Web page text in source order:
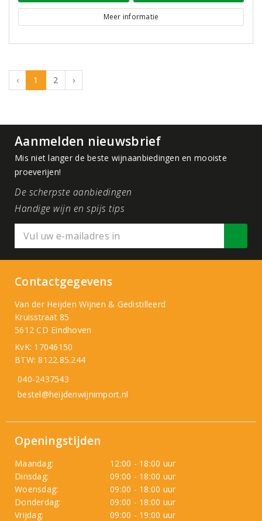
Meer informatie
‹ 1 2 ›
Aanmelden nieuwsbrief
Mis niet langer de beste wijnaanbiedingen en mooiste
proeverijen!
De scherpste aanbiedingen
Handige wijn en spijs tips
Contactgegevens
Van der Heijden Wijnen & Gedistilleerd
Kruisstraat 85
5612 CD Eindhoven
KvK: 17046150
BTW: 8122.85.244
040-2437543
bestel@heijdenwijnimport.nl
Openingstijden
Maandag:
12:00 - 18:00 uur
Dinsdag:
09:00 - 18:00 uur
Woensdag:
09:00 - 18:00 uur
Donderdag:
09:00 - 18:00 uur
Vrijdag:
09:00 - 19:00 uur